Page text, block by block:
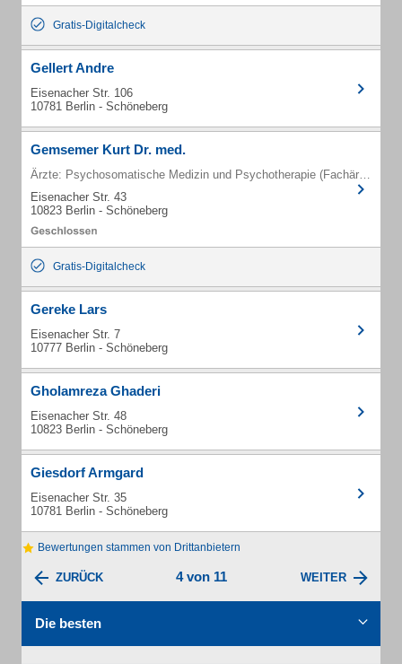
Gratis-Digitalcheck
Gellert Andre
Eisenacher Str. 106
10781 Berlin - Schöneberg
Gemsemer Kurt Dr. med.
Ärzte: Psychosomatische Medizin und Psychotherapie (Fachärzte)
Eisenacher Str. 43
10823 Berlin - Schöneberg
Gratis-Digitalcheck
Gereke Lars
Eisenacher Str. 7
10777 Berlin - Schöneberg
Gholamreza Ghaderi
Eisenacher Str. 48
10823 Berlin - Schöneberg
Giesdorf Armgard
Eisenacher Str. 35
10781 Berlin - Schöneberg
Bewertungen stammen von Drittanbietern
ZURÜCK 4 von 11 WEITER
Die besten